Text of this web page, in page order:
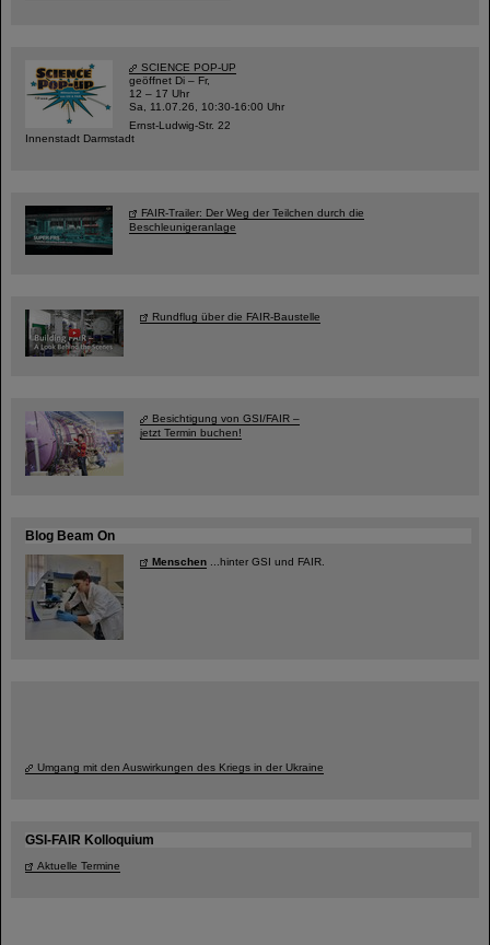
SCIENCE POP-UP
geöffnet Di – Fr,
12 – 17 Uhr
Sa, 11.07.26, 10:30-16:00 Uhr
Ernst-Ludwig-Str. 22
Innenstadt Darmstadt
FAIR-Trailer: Der Weg der Teilchen durch die
Beschleunigeranlage
Rundflug über die FAIR-Baustelle
Besichtigung von GSI/FAIR –
jetzt Termin buchen!
Blog Beam On
Menschen ...hinter GSI und FAIR.
Umgang mit den Auswirkungen des Kriegs in der Ukraine
GSI-FAIR Kolloquium
Aktuelle Termine